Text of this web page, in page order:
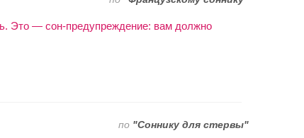
Это — сон-предупреждение: вам должно
по "Соннику для стервы"